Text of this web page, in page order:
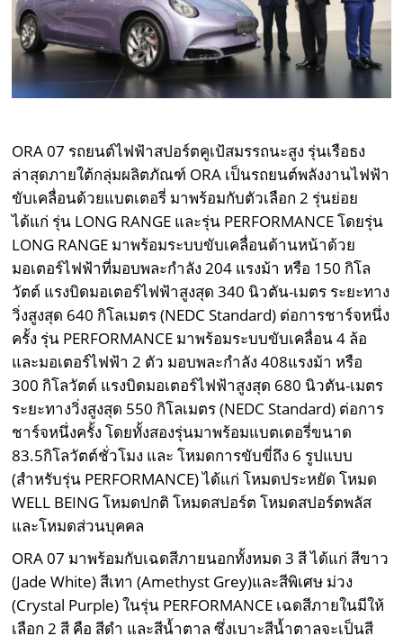
ORA 07 รถยนต์ไฟฟ้าสปอร์ตคูเป้สมรรถนะสูง รุ่นเรือธง
ล่าสุดภายใต้กลุ่มผลิตภัณฑ์ ORA เป็นรถยนต์พลังงานไฟฟ้า
ขับเคลื่อนด้วยแบตเตอรี่ มาพร้อมกับตัวเลือก 2 รุ่นย่อย
ได้แก่ รุ่น LONG RANGE และรุ่น PERFORMANCE โดยรุ่น
LONG RANGE มาพร้อมระบบขับเคลื่อนด้านหน้าด้วย
มอเตอร์ไฟฟ้าที่มอบพละกำลัง 204 แรงม้า หรือ 150 กิโล
วัตต์ แรงบิดมอเตอร์ไฟฟ้าสูงสุด 340 นิวตัน-เมตร ระยะทาง
วิ่งสูงสุด 640 กิโลเมตร (NEDC Standard) ต่อการชาร์จหนึ่ง
ครั้ง รุ่น PERFORMANCE มาพร้อมระบบขับเคลื่อน 4 ล้อ
และมอเตอร์ไฟฟ้า 2 ตัว มอบพละกำลัง 408แรงม้า หรือ
300 กิโลวัตต์ แรงบิดมอเตอร์ไฟฟ้าสูงสุด 680 นิวตัน-เมตร
ระยะทางวิ่งสูงสุด 550 กิโลเมตร (NEDC Standard) ต่อการ
ชาร์จหนึ่งครั้ง โดยทั้งสองรุ่นมาพร้อมแบตเตอรี่ขนาด
83.5กิโลวัตต์ชั่วโมง และ โหมดการขับขี่ถึง 6 รูปแบบ
(สำหรับรุ่น PERFORMANCE) ได้แก่ โหมดประหยัด โหมด
WELL BEING โหมดปกติ โหมดสปอร์ต โหมดสปอร์ตพลัส
และโหมดส่วนบุคคล
ORA 07 มาพร้อมกับเฉดสีภายนอกทั้งหมด 3 สี ได้แก่ สีขาว
(Jade White) สีเทา (Amethyst Grey)และสีพิเศษ ม่วง
(Crystal Purple) ในรุ่น PERFORMANCE เฉดสีภายในมีให้
เลือก 2 สี คือ สีดำ และสีน้ำตาล ซึ่งเบาะสีน้ำตาลจะเป็นสี